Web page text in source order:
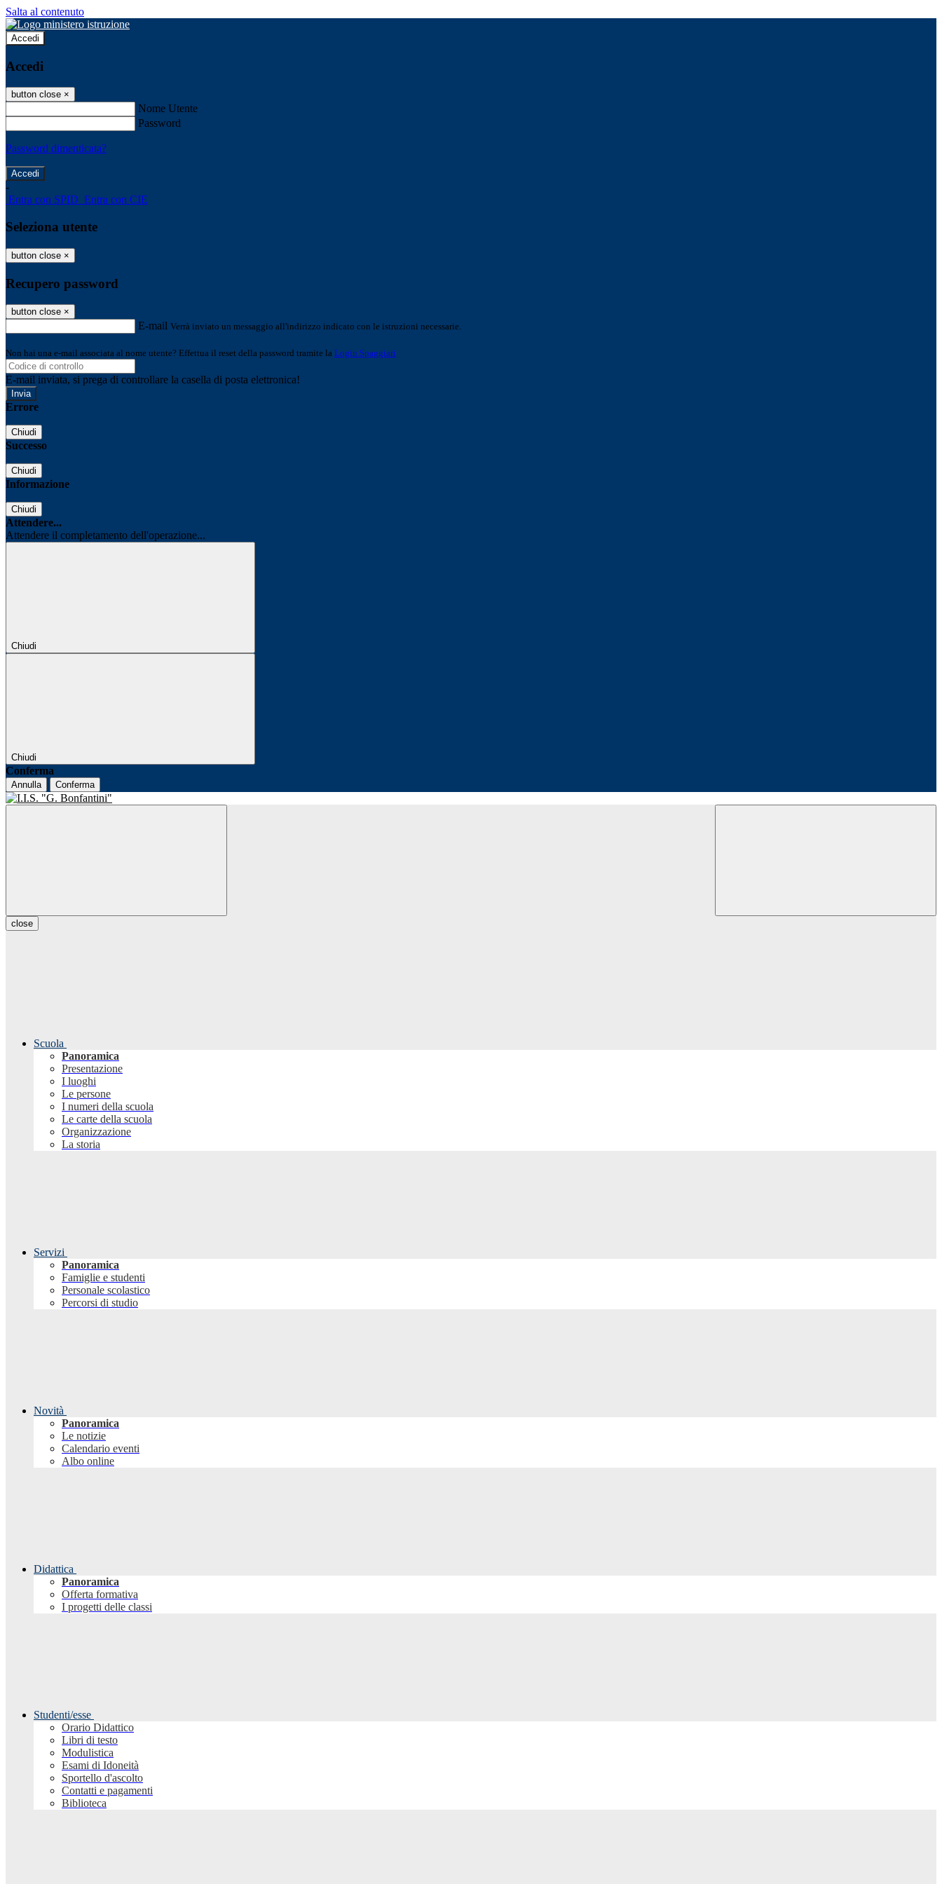
Salta al contenuto
Accedi
Accedi
button close ×
Nome Utente
Password
Password dimenticata?
-
Entra con SPID Entra con CIE
Seleziona utente
button close ×
Recupero password
button close ×
E-mail Verrà inviato un messaggio all'indirizzo indicato con le istruzioni necessarie.
Non hai una e-mail associata al nome utente? Effettua il reset della password tramite la Login Spaggiari
E-mail inviata, si prega di controllare la casella di posta elettronica!
Errore
Chiudi
Successo
Chiudi
Informazione
Chiudi
Attendere...
Attendere il completamento dell'operazione...
Chiudi
Chiudi
Conferma
Annulla Conferma
close
Scuola
Panoramica
Presentazione
I luoghi
Le persone
I numeri della scuola
Le carte della scuola
Organizzazione
La storia
Servizi
Panoramica
Famiglie e studenti
Personale scolastico
Percorsi di studio
Novità
Panoramica
Le notizie
Calendario eventi
Albo online
Didattica
Panoramica
Offerta formativa
I progetti delle classi
Studenti/esse
Orario Didattico
Libri di testo
Modulistica
Esami di Idoneità
Sportello d'ascolto
Contatti e pagamenti
Biblioteca